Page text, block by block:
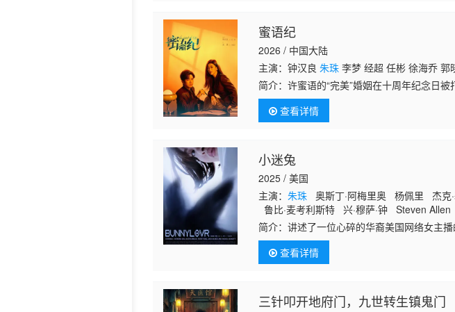
蜜语纪
2026 / 中国大陆
主演：钟汉良朱珠 李梦 经超 任彬 徐海乔 郭
简介：许蜜语的“完美”婚姻在十周年纪念日
绝离婚。酒店经理人纪封选择回到事业的起
起，纪封则作为斯威酒
查看详情
小迷兔
2025 / 美国
主演：朱珠 奥斯丁·阿梅里奥 杨佩里 杰克
鲁比·麦考利斯特 兴·穆萨·钟 Steven
Collins Ingrid Pilley Winona Romy Alex
简介：讲述了一位心碎的华裔美国网络女主
的客户给予她的金钱与关注，成了她既能抚慰
查看详情
三针叩开地府门，九世转生镇鬼门